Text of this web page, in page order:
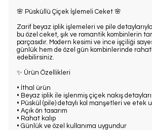
🌸 Püsküllü Çiçek İşlemeli Ceket 🌸
Zarif beyaz iplik işlemeleri ve pile
bu özel ceket, şık ve romantik kombinlerin
parçasıdır. Modern kesimi ve ince işçiliği
günlük hem de özel gün kombinlerinde
edebilirsiniz.
✨ Ürün Özellikleri
• İthal ürün
• Beyaz iplik ile işlenmiş çiçek nakış detayları
• Püskül (pile) detaylı kol manşetleri ve etek
• Açık ön tasarım
• Rahat kalıp
• Günlük ve özel kullanıma uygundur